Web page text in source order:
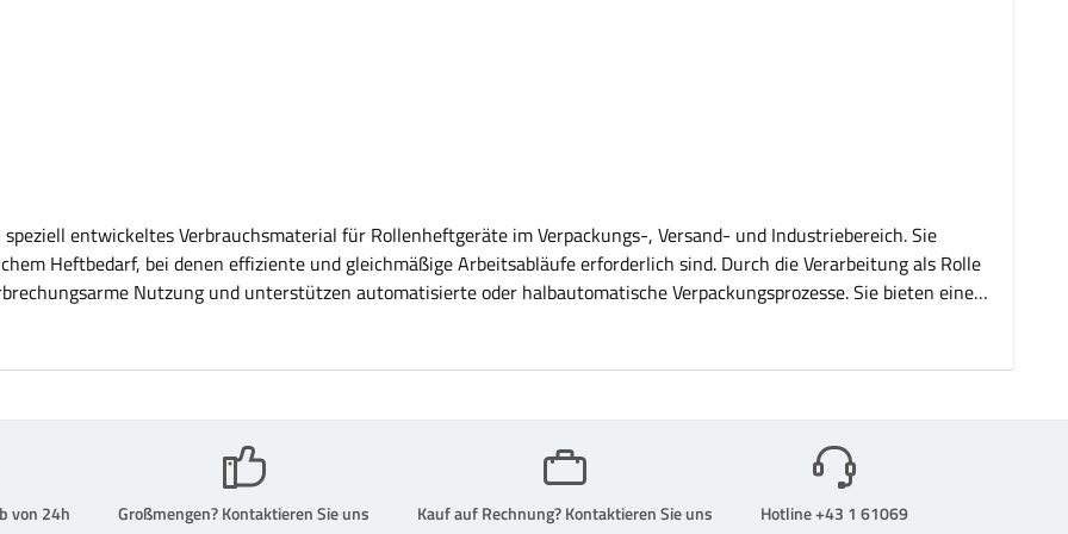
entwickeltes Verbrauchsmaterial für Rollenheftgeräte im Verpackungs-, Versand- und Industriebereich. Sie
Heftbedarf, bei denen effiziente und gleichmäßige Arbeitsabläufe erforderlich sind. Durch die Verarbeitung als Rolle
Nutzung und unterstützen automatisierte oder halbautomatische Verpackungsprozesse. Sie bieten eine
bei Kartonagen und Materialien. Die große Verpackungseinheit mit 20.000 Stück ist auf den professionellen
seltenes Nachladen – ideal für Arbeitsumgebungen mit hohem Durchsatz. Ob im Versand, in der Logistik oder in der
effiziente Lösung für strukturierte und leistungsfähige Abläufe. Vorteile Rollenheftklammern für
Prozesse Industrie- und
von 24h Großmengen? Kontaktieren Sie uns Kauf auf Rechnung? Kontaktieren Sie uns Hotline +43 1 61069